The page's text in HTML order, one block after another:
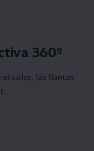
360º
el color, las llantas